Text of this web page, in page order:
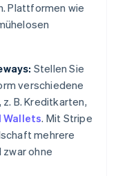
Plattformen wie
Stellen Sie
verschiedene
B. Kreditkarten,
. Mit Stripe
mehrere
ohne